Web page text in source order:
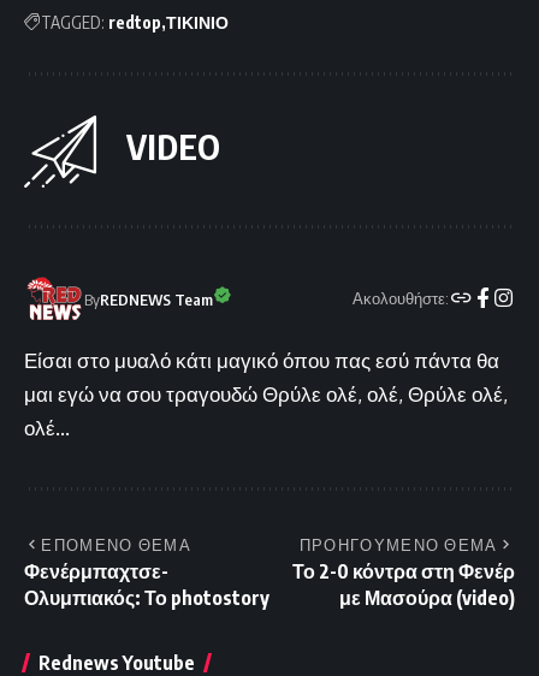
TAGGED: redtop ΤΙΚΙΝΙΟ
VIDEO
ByREDNEWS Team Ακολουθήστε:
Είσαι στο μυαλό κάτι μαγικό όπου πας εσύ πάντα θα
μαι εγώ να σου τραγουδώ Θρύλε ολέ, ολέ, Θρύλε ολέ,
ολέ...
ΕΠΟΜΕΝΟ ΘΕΜΑ
Φενέρμπαχτσε-
Ολυμπιακός: Το photostory
ΠΡΟΗΓΟΥΜΕΝΟ ΘΕΜΑ
Το 2-0 κόντρα στη Φενέρ
με Μασούρα (video)
Rednews Youtube